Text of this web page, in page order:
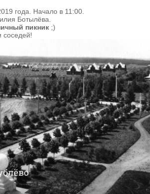
года. Начало в 11:00.
Ботылёва.
пикник ;)
соседей!